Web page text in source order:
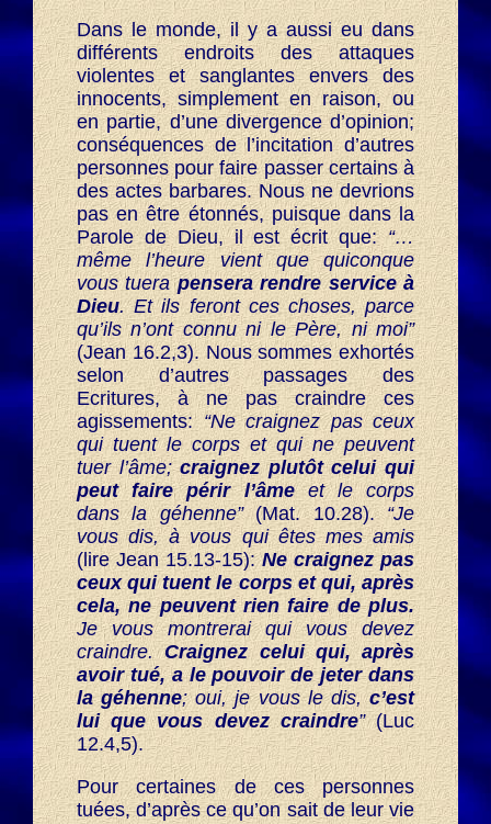
Dans le monde, il y a aussi eu dans
différents endroits des attaques
violentes et sanglantes envers des
innocents, simplement en raison, ou
en partie, d’une divergence d’opinion;
conséquences de l’incitation d’autres
personnes pour faire passer certains à
des actes barbares. Nous ne devrions
pas en être étonnés, puisque dans la
Parole de Dieu, il est écrit que:“…
même l’heure vient que quiconque
vous tuerapensera rendre service à
Dieu. Et ils feront ces choses, parce
qu’ils n’ont connu ni le Père, ni moi”
(Jean 16.2,3). Nous sommes exhortés
selon d’autres passages des
Ecritures, à ne pas craindre ces
agissements: “Ne craignez pas ceux
qui tuent le corps et qui ne peuvent
tuer l’âme;craignez plutôt celui qui
peut faire périr l’âmeet le corps
dans la géhenne”(Mat. 10.28).“Je
vous dis, à vous qui êtes mes amis
(lire Jean 15.13-15): Ne craignez pas
ceux qui tuent le corps et qui, après
cela, ne peuvent rien faire de plus.
Je vous montrerai qui vous devez
craindre.Craignez celui qui, après
avoir tué, a le pouvoir de jeter dans
la géhenne; oui, je vous le dis,c’est
lui que vous devez craindre”(Luc
12.4,5).
Pour certaines de ces personnes
tuées, d’après ce qu’on sait de leur vie